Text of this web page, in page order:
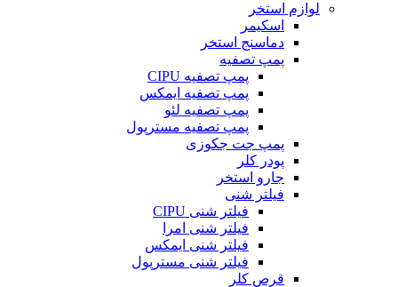
لوازم استخر
اسکیمر
دماسنج استخر
پمپ تصفیه
پمپ تصفیه CIPU
پمپ تصفیه ایمکس
پمپ تصفیه لئو
پمپ تصفیه مسترپول
پمپ جت جکوزی
پودر کلر
جارو استخر
فیلتر شنی
فیلتر شنی CIPU
فیلتر شنی امرا
فیلتر شنی ایمکس
فیلتر شنی مسترپول
قرص کلر